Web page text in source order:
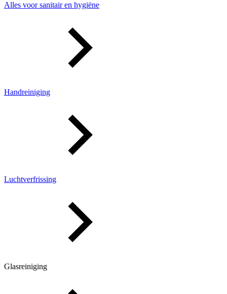
Alles voor sanitair en hygiëne
Handreiniging
Luchtverfrissing
Glasreiniging